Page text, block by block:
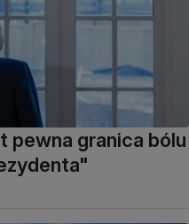
pewna granica bólu